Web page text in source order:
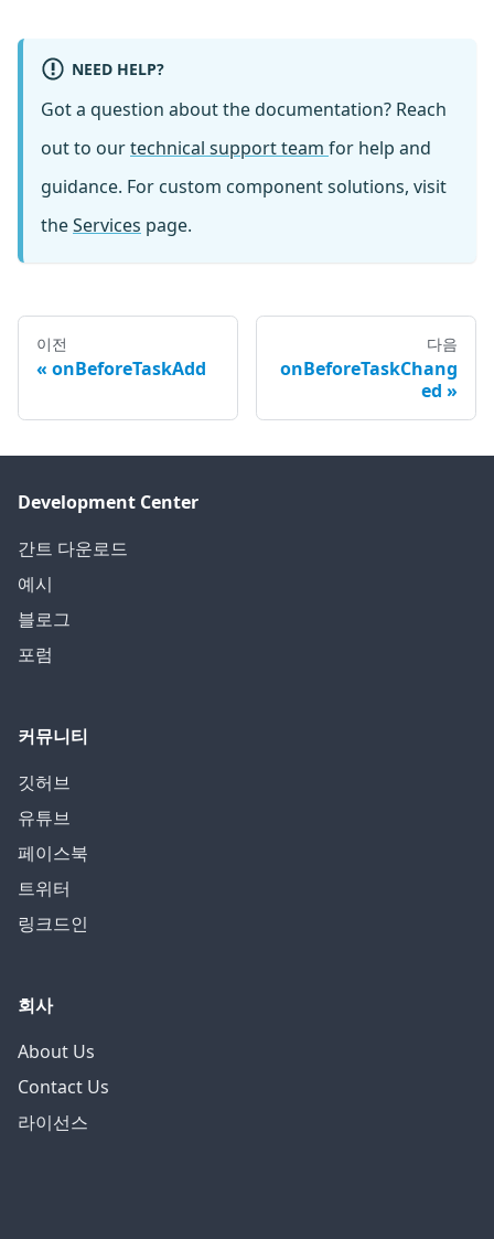
NEED HELP?
Got a question about the documentation? Reach
out to ourtechnical support team for help and
guidance. For custom component solutions, visit
theServices page.
이전
onBeforeTaskAdd
다음
onBeforeTaskChang
ed
Development Center
간트 다운로드
예시
블로그
포럼
커뮤니티
깃허브
유튜브
페이스북
트위터
링크드인
회사
About Us
Contact Us
라이선스